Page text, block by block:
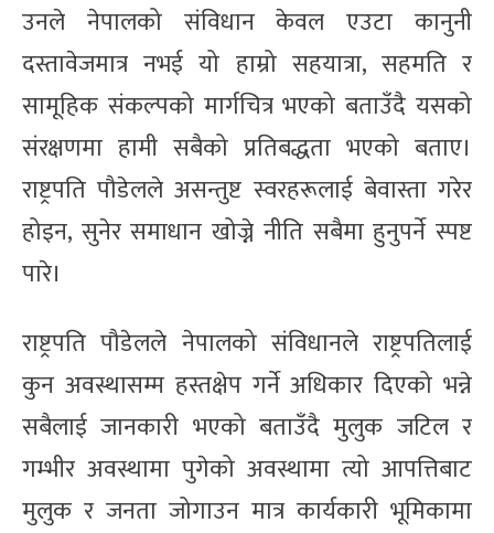
उनले नेपालको संविधान केवल एउटा कानुनी
दस्तावेजमात्र नभई यो हाम्रो सहयात्रा, सहमति र
सामूहिक संकल्पको मार्गचित्र भएको बताउँदै यसको
संरक्षणमा हामी सबैको प्रतिबद्धता भएको बताए।
राष्ट्रपति पौडेलले असन्तुष्ट स्वरहरूलाई बेवास्ता गरेर
होइन, सुनेर समाधान खोज्ने नीति सबैमा हुनुपर्ने स्पष्ट
पारे।
राष्ट्रपति पौडेलले नेपालको संविधानले राष्ट्रपतिलाई
कुन अवस्थासम्म हस्तक्षेप गर्ने अधिकार दिएको भन्ने
सबैलाई जानकारी भएको बताउँदै मुलुक जटिल र
गम्भीर अवस्थामा पुगेको अवस्थामा त्यो आपत्तिबाट
मुलुक र जनता जोगाउन मात्र कार्यकारी भूमिकामा